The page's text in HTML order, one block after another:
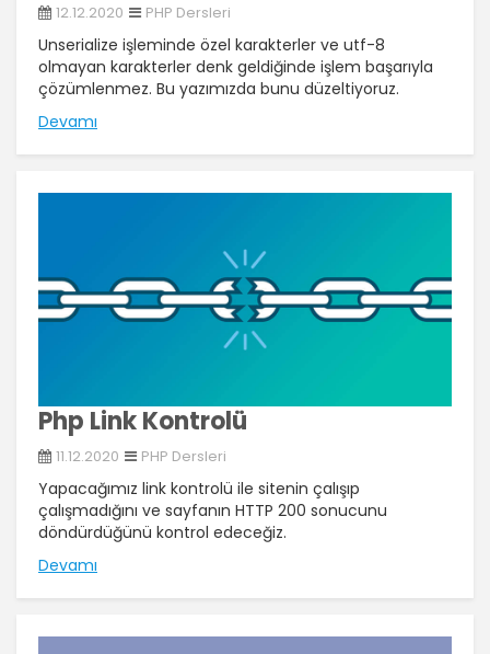
12.12.2020 PHP Dersleri
Unserialize işleminde özel karakterler ve utf-8
olmayan karakterler denk geldiğinde işlem başarıyla
çözümlenmez. Bu yazımızda bunu düzeltiyoruz.
Devamı
Php Link Kontrolü
11.12.2020 PHP Dersleri
Yapacağımız link kontrolü ile sitenin çalışıp
çalışmadığını ve sayfanın HTTP 200 sonucunu
döndürdüğünü kontrol edeceğiz.
Devamı